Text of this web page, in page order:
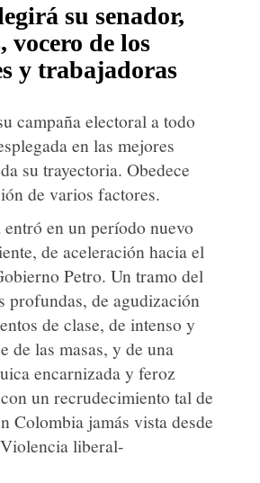
su senador,
vocero de los
y trabajadoras
campaña electoral a todo
en las mejores
su trayectoria. Obedece
de varios factores.
en un período nuevo
de aceleración hacia el
Petro. Un tramo del
profundas, de agudización
de clase, de intenso y
de las masas, y de una
encarnizada y feroz
un recrudecimiento tal de
Colombia jamás vista desde
liberal-